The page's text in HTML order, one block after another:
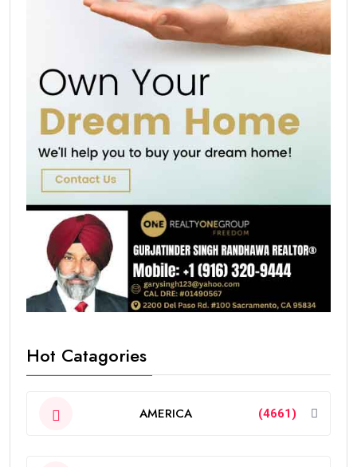
Hot Catagories
AMERICA (4661)